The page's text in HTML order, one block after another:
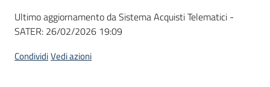
Ultimo aggiornamento da Sistema Acquisti Telematici -
SATER: 26/02/2026 19:09
CondividiVedi azioni